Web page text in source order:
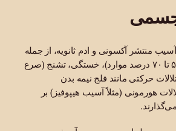
منتشر آکسونی و ادم ثانویه، از جمله
سردردهای مزمن (در ۵۰ تا ۷۰ درصد موارد)، خستگی، تشنج (صرع
و اختلالات حرکتی مانند فلج نیمه بدن
هورمونی (مثلاً آسیب هیپوفیز) بر